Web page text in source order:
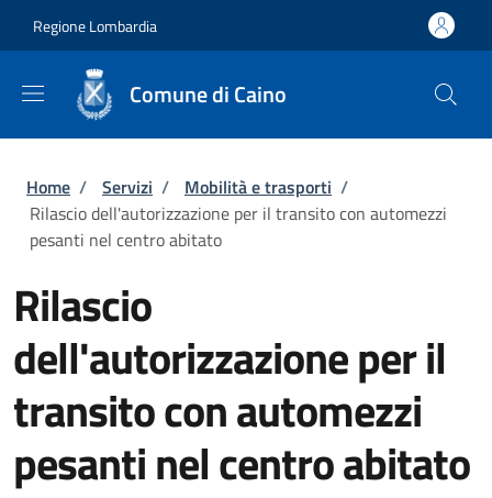
Regione Lombardia
Comune di Caino
Briciole di pane
Home / Servizi / Mobilità e trasporti /
Rilascio dell'autorizzazione per il transito con automezzi
pesanti nel centro abitato
Rilascio
dell'autorizzazione per il
transito con automezzi
pesanti nel centro abitato